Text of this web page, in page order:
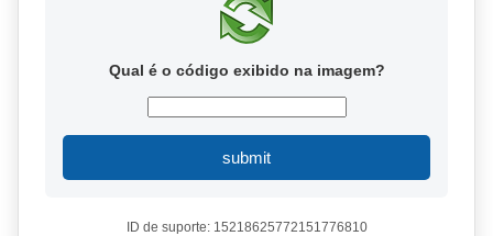
Qual é o código exibido na imagem?
submit
ID de suporte: 15218625772151776810